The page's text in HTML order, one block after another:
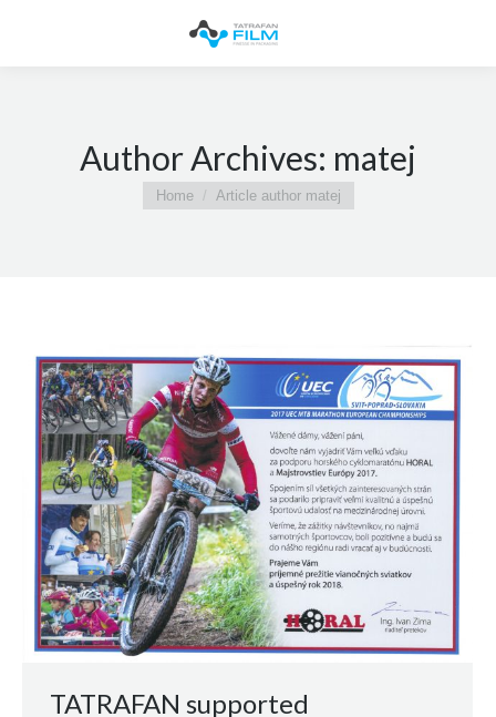
Author Archives: matej
You are here:
Home Article author matej
TATRAFAN supported